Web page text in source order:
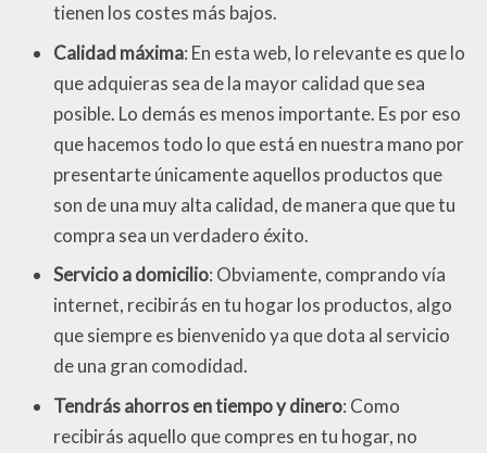
tienen los costes más bajos.
Calidad máxima: En esta web, lo relevante es que lo
que adquieras sea de la mayor calidad que sea
posible. Lo demás es menos importante. Es por eso
que hacemos todo lo que está en nuestra mano por
presentarte únicamente aquellos productos que
son de una muy alta calidad, de manera que que tu
compra sea un verdadero éxito.
Servicio a domicilio: Obviamente, comprando vía
internet, recibirás en tu hogar los productos, algo
que siempre es bienvenido ya que dota al servicio
de una gran comodidad.
Tendrás ahorros en tiempo y dinero: Como
recibirás aquello que compres en tu hogar, no